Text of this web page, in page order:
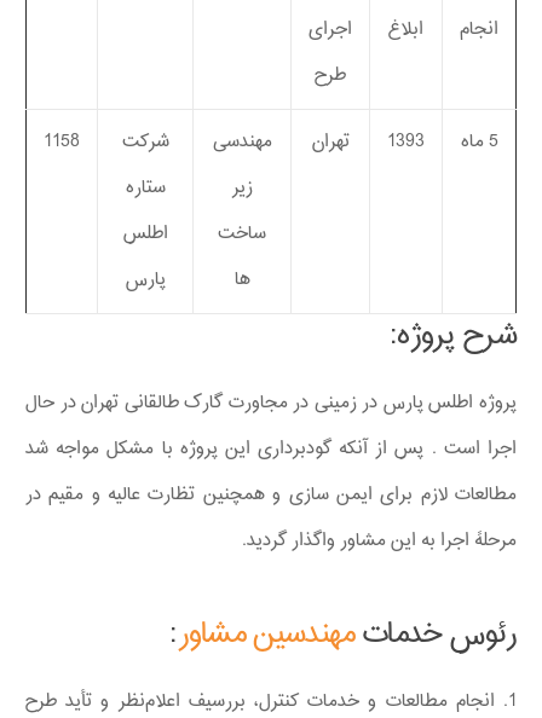
انجام
ابلاغ
اجرای
طرح
5 ماه 1393 تهران
مهندسی
زیر
ساخت
ها
شرکت
ستاره
اطلس
پارس
1158
شرح پروژه:
پروژه اطلس پارس در زمینی در مجاورت گارک طالقانی تهران در حال
اجرا است . پس از آنکه گودبرداری این پروژه با مشکل مواجه شد
مطالعات لازم برای ایمن سازی و همچنین تظارت عالیه و مقیم در
مرحلهً اجرا به این مشاور واگذار گردید.
رئوس خدماتمهندسین مشاور:
1. انجام مطالعات و خدمات کنترل، بررسیف اعلام‌نظر و تأید طرح